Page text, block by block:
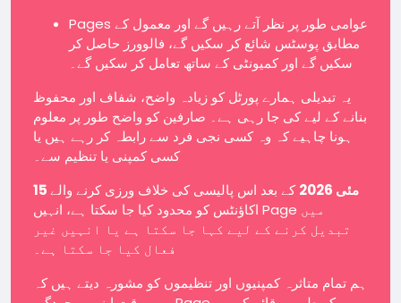
Pages عوامی طور پر نظر آتے رہیں گے اور معمول کے
مطابق پوسٹس شائع کر سکیں گے، فالوورز حاصل کر
سکیں گے اور کمیونٹی کے ساتھ تعامل کر سکیں گے۔
یہ تبدیلی ہمارے پورٹل کو زیادہ واضح، شفاف اور محفوظ
بنانے کے لیے کی جا رہی ہے۔ صارفین کو واضح طور پر معلوم
ہونا چاہیے کہ وہ کسی نجی فرد سے رابطہ کر رہے ہیں یا
کسی کمپنی یا تنظیم سے۔
15 مئی 2026
کے بعد اس پالیسی کی خلاف ورزی کرنے والے
اکاؤنٹس کو محدود کیا جا سکتا ہے، انہیں Page میں
تبدیل کرنے کے لیے کہا جا سکتا ہے یا انہیں غیر
فعال کیا جا سکتا ہے۔
ہم تمام متاثرہ کمپنیوں اور تنظیموں کو مشورہ دیتے ہیں کہ